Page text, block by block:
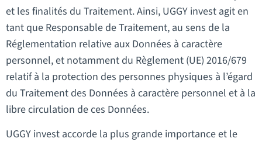
et les finalités du Traitement. Ainsi, UGGY invest agit en
tant que Responsable de Traitement, au sens de la
Réglementation relative aux Données à caractère
personnel, et notamment du Règlement (UE) 2016/679
relatif à la protection des personnes physiques à l’égard
du Traitement des Données à caractère personnel et à la
libre circulation de ces Données.
UGGY invest accorde la plus grande importance et le